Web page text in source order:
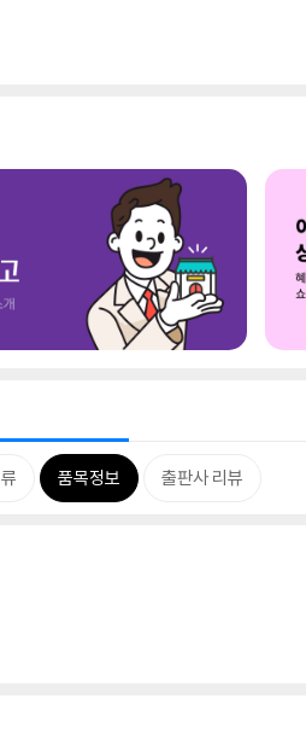
품목정보 출판사 리뷰